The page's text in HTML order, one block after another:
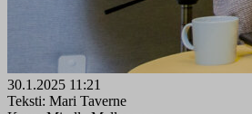
30.1.2025 11:21
Teksti: Mari Taverne